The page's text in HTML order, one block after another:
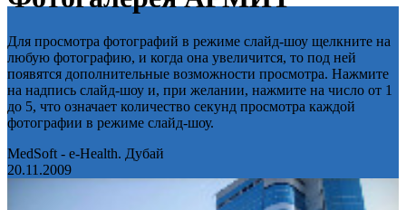
Для просмотра фотографий в режиме слайд-шоу щелкните на
любую фотографию, и когда она увеличится, то под ней
появятся дополнительные возможности просмотра. Нажмите
на надпись слайд-шоу и, при желании, нажмите на число от 1
до 5, что означает количество секунд просмотра каждой
фотографии в режиме слайд-шоу.
MedSoft - e-Health. Дубай
20.11.2009